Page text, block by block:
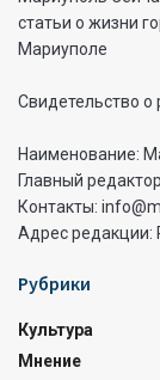
статьи о жизни
Мариуполе
Свидетельство о
Наименование:
Главный
Контакты:
Адрес редакции:
Рубрики
Культура
Мнение